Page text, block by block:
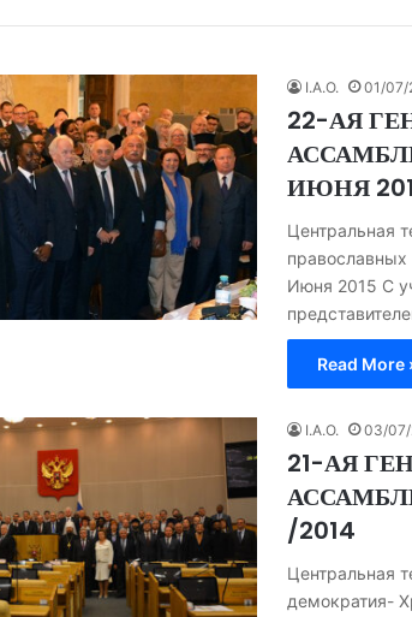
I.A.O. 01/07/
22-АЯ
ИЮНЯ
Центральная
Июня 2015 С
Read More
I.A.O. 03/07/
21-АЯ
/2014
Центральная
демократия-